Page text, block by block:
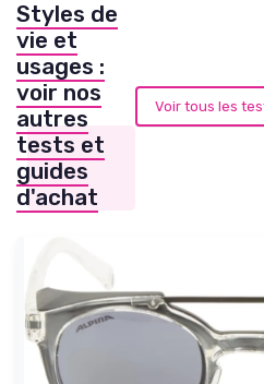
Styles de
vie et
usages :
voir nos
autres
tests et
guides
d'achat
Voir tous les